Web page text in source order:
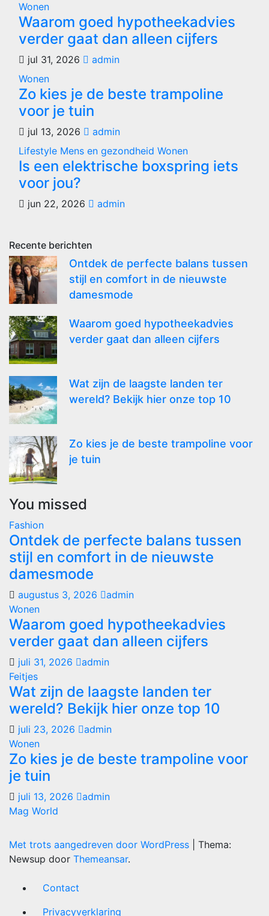
Wonen
Waarom goed hypotheekadvies
verder gaat dan alleen cijfers
jul 31, 2026
admin
Wonen
Zo kies je de beste trampoline
voor je tuin
jul 13, 2026
admin
Lifestyle Mens en gezondheid Wonen
Is een elektrische boxspring iets
voor jou?
jun 22, 2026 admin
Recente berichten
Ontdek de perfecte balans tussen
stijl en comfort in de nieuwste
damesmode
Waarom goed hypotheekadvies
verder gaat dan alleen cijfers
Wat zijn de laagste landen ter
wereld? Bekijk hier onze top 10
Zo kies je de beste trampoline voor
je tuin
You missed
Fashion
Ontdek de perfecte balans tussen
stijl en comfort in de nieuwste
damesmode
augustus 3, 2026
admin
Wonen
Waarom goed hypotheekadvies
verder gaat dan alleen cijfers
juli 31, 2026
admin
Feitjes
Wat zijn de laagste landen ter
wereld? Bekijk hier onze top 10
juli 23, 2026
admin
Wonen
Zo kies je de beste trampoline voor
je tuin
juli 13, 2026
admin
Mag World
Met trots aangedreven door WordPress
Thema:
Newsup door Themeansar.
Contact
Privacyverklaring